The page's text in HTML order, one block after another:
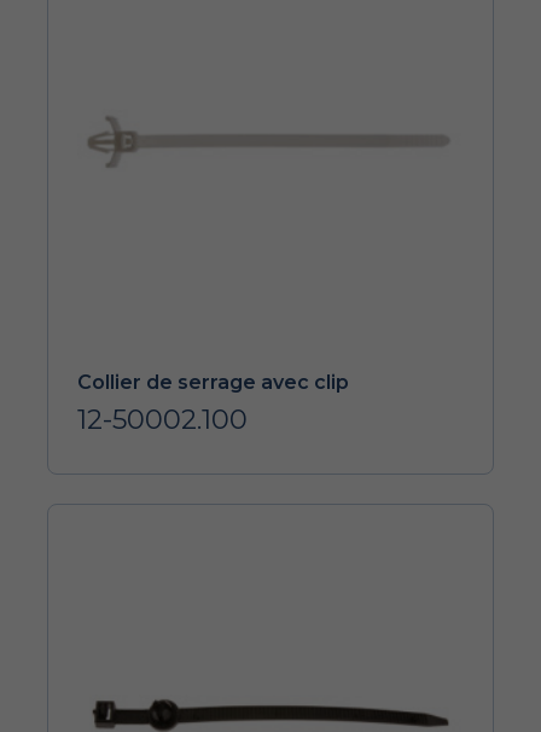
Collier de serrage avec clip
12-50002.100